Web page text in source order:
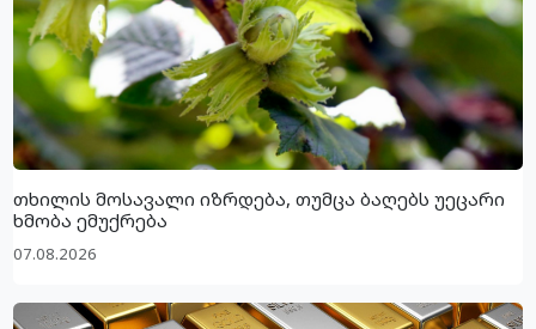
თხილის მოსავალი იზრდება, თუმცა ბაღებს უეცარი
ხმობა ემუქრება
07.08.2026